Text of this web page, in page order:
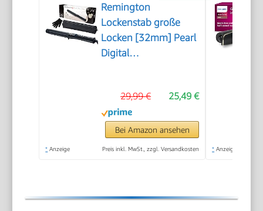
Remington
Lockenstab große
Locken [32mm] Pearl
Digital
LCD-Display 130-
210°C, inkl.
Hitzehandschuh,
sanfte Wellen feines
25,49 €
29,99 €
Bei Amazon ansehen
* Anzeige Preis inkl. MwSt., zzgl. Versandkosten * Anzeige